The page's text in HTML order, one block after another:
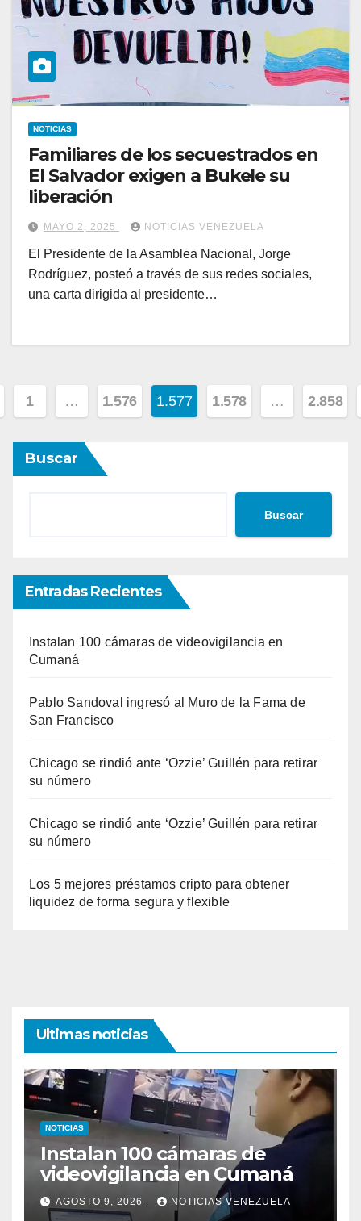
NOTICIAS
Familiares de los secuestrados en
El Salvador exigen a Bukele su
liberación
MAYO 2, 2025 NOTICIAS VENEZUELA
El Presidente de la Asamblea Nacional, Jorge
Rodríguez, posteó a través de sus redes sociales,
una carta dirigida al presidente…
1 … 1.576 1.577 1.578 … 2.858
Buscar
Buscar
Entradas Recientes
Instalan 100 cámaras de videovigilancia en
Cumaná
Pablo Sandoval ingresó al Muro de la Fama de
San Francisco
Chicago se rindió ante ‘Ozzie’ Guillén para retirar
su número
Chicago se rindió ante ‘Ozzie’ Guillén para retirar
su número
Los 5 mejores préstamos cripto para obtener
liquidez de forma segura y flexible
Ultimas noticias
NOTICIAS
Instalan 100 cámaras de
videovigilancia en Cumaná
AGOSTO 9, 2026 NOTICIAS VENEZUELA